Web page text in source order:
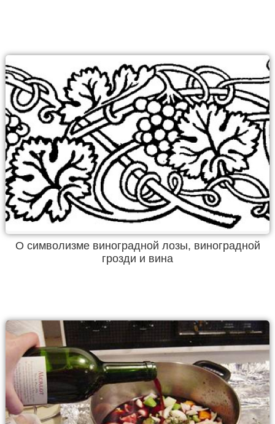
О символизме виноградной лозы, виноградной
грозди и вина